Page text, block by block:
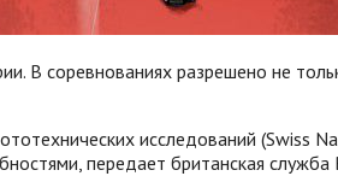
соревнованиях разрешено не
исследований (Swiss
передает британская служба